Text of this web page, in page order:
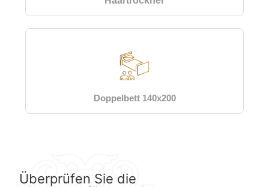
Doppelbett 140x200
Überprüfen Sie die